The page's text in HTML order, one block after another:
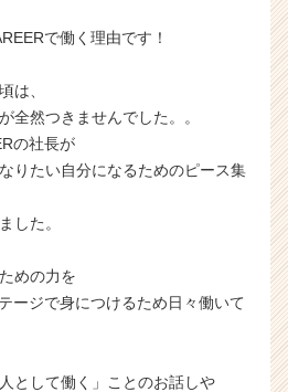
で働く理由です！
は、
全然つきませんでした。。
の社長が
りたい自分になるためのピース集
した。
めの力を
ージで身につけるため日々働いて
として働く」ことのお話しや